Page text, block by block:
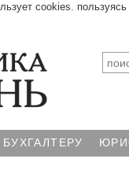
cookies.
БУХГАЛТЕРУ